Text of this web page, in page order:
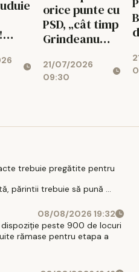
ce
orice punte cu
PSD, „cât timp
Grindeanu
partidul”
21/07/2026
09:30
trebuie pregătite pentru
părintii trebuie să pună ...
08/08/2026 19:32
dispoziție peste 900 de locuri
rămase pentru etapa a